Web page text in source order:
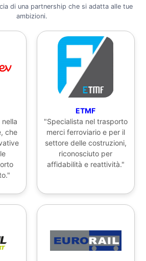
di una partnership che si adatta alle tue
ambizioni.
che
ETMF
"Specialista nel trasporto
merci ferroviario e per il
settore delle costruzioni,
riconosciuto per
affidabilità e reattività."